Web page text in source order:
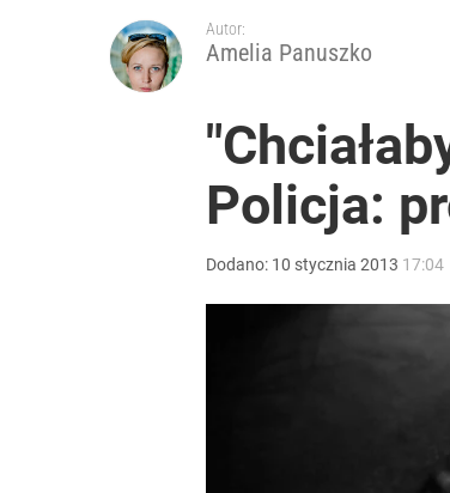
Autor:
Amelia Panuszko
Policja:
Dodano: 10 stycznia 2013 17:04